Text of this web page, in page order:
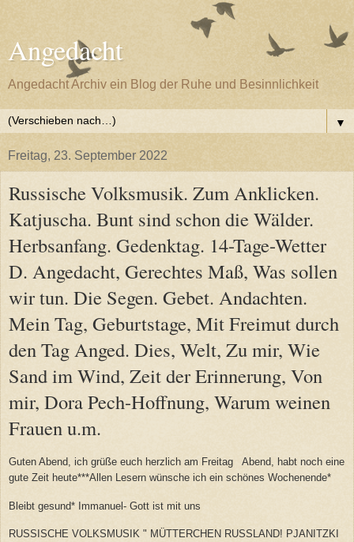
Angedacht
Angedacht Archiv ein Blog der Ruhe und Besinnlichkeit
▼
Freitag, 23. September 2022
Russische Volksmusik. Zum Anklicken.
Katjuscha. Bunt sind schon die Wälder.
Herbsanfang. Gedenktag. 14-Tage-Wetter
D. Angedacht, Gerechtes Maß, Was sollen
wir tun. Die Segen. Gebet. Andachten.
Mein Tag, Geburtstage, Mit Freimut durch
den Tag Anged. Dies, Welt, Zu mir, Wie
Sand im Wind, Zeit der Erinnerung, Von
mir, Dora Pech-Hoffnung, Warum weinen
Frauen u.m.
Guten Abend, ich grüße euch herzlich am Freitag Abend, habt noch eine
gute Zeit heute***Allen Lesern wünsche ich ein schönes Wochenende*
Bleibt gesund* Immanuel- Gott ist mit uns
RUSSISCHE VOLKSMUSIK " MÜTTERCHEN RUSSLAND! PJANITZKI